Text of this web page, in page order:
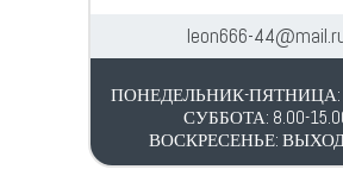
leon666-
ПОНЕДЕЛЬНИК-ПЯТНИЦА:
СУББОТА: 8.00-
ВОСКРЕСЕНЬЕ: